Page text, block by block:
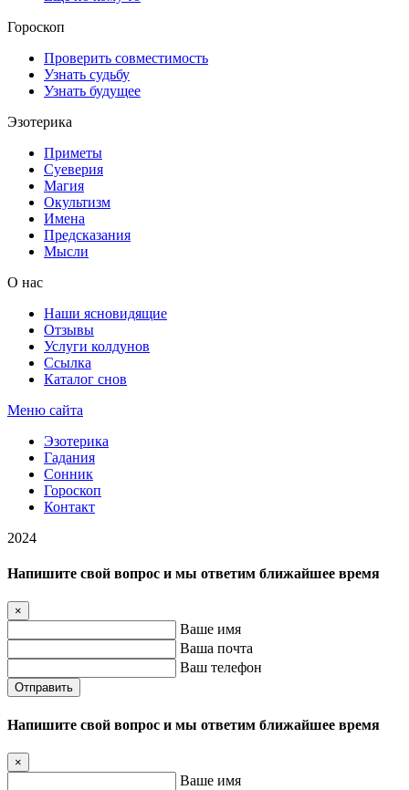
Гороскоп
Проверить совместимость
Узнать судьбу
Узнать будущее
Эзотерика
Приметы
Суеверия
Магия
Окультизм
Имена
Предсказания
Мысли
О нас
Наши ясновидящие
Отзывы
Услуги колдунов
Ссылка
Каталог снов
Меню сайта
Эзотерика
Гадания
Сонник
Гороскоп
Контакт
2024
Напишите свой вопрос и мы ответим ближайшее время
×
Ваше имя
Ваша почта
Ваш телефон
Отправить
Напишите свой вопрос и мы ответим ближайшее время
×
Ваше имя